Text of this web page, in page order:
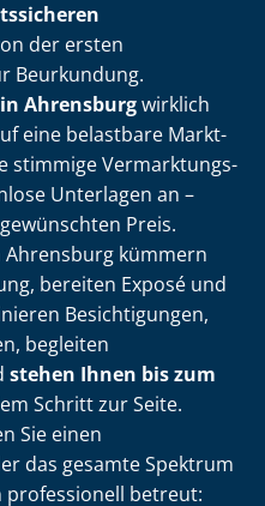
der ersten
Beurkundung.
Ahrensburgwirklich
eine belastbare Markt­
stimmige Ver­mark­tungs­
Unterlagen an –
Preis.
Ahrensburg kümmern
bereiten Exposé und
Besichtigungen,
begleiten
stehen Ihnen bis zum
Schritt zur Seite.
Sie einen
das gesamte Spektrum
betreut: